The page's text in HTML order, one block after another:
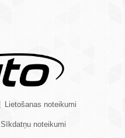
Lietošanas noteikumi
Sīkdatņu noteikumi